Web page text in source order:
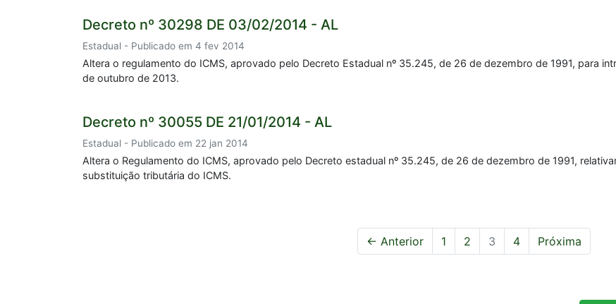
Decreto nº 30298 DE 03/02/2014 - AL
Estadual - Publicado em 4 fev 2014
Altera o regulamento do ICMS, aprovado pelo Decreto Estadual nº 35.245, de 26 de dezembro de 1991, para
de outubro de 2013.
Decreto nº 30055 DE 21/01/2014 - AL
Estadual - Publicado em 22 jan 2014
Altera o Regulamento do ICMS, aprovado pelo Decreto estadual nº 35.245, de 26 de dezembro de 1991,
substituição tributária do ICMS.
← Anterior 1 2 3 4 Próxima